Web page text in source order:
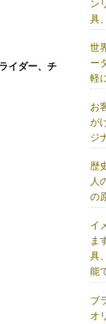
イダー、チ
ン
具
世
ー
軽
お
が
ジ
歴
人
の
イ
ま
具
能
ブ
オ